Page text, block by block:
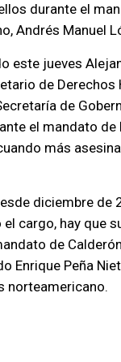
durante el
Andrés Manuel
este jueves
de Derechos
de
el mandato de
más
diciembre de
cargo, hay que
de
Enrique Peña
norteamericano.